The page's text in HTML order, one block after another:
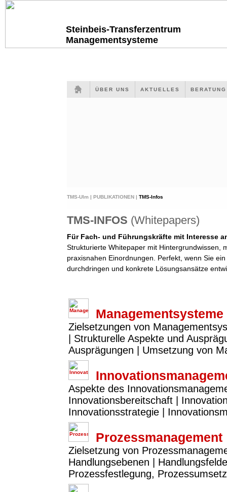
Steinbeis-Transferzentrum
Managementsysteme
ÜBER UNS AKTUELLES
TMS-Ulm | PUBLIKATIONEN | TMS-Infos
TMS-INFOS (Whitepapers)
Für Fach- und Führungskräfte mit Interesse
Strukturierte Whitepaper mit Hintergrundwissen,
praxisnahen Einordnungen. Perfekt, wenn Sie
durchdringen und konkrete Lösungsansätze
Managementsysteme
Zielsetzungen von
| Strukturelle Aspekte und
Ausprägungen | Umsetzung von
Aspekte des
Innovationsbereitschaft |
Innovationsstrategie |
Prozessmanagement
Zielsetzung von
Handlungsebenen |
Prozessfestlegung,